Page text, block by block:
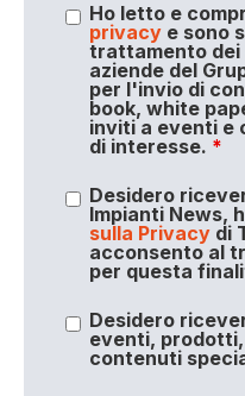
Ho letto e
privacye sono
trattamento dei
aziende del
per l'invio di
book, white
inviti a eventi e
di interesse. *
Desidero
Impianti News,
sulla Privacydi
acconsento al
per questa
Desidero
eventi,
contenuti